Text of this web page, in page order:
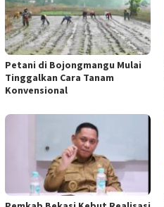
Petani di Bojongmangu Mulai
Tinggalkan Cara Tanam
Konvensional